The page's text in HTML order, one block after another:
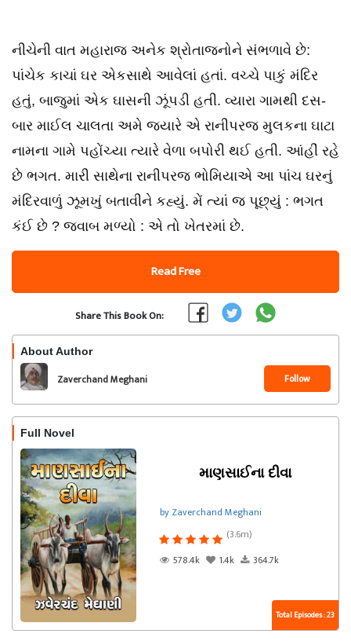
નીચેની વાત મહારાજ અનેક શ્રોતાજનોને સંભળાવે છે:
પાંચેક કાચાં ઘર એકસાથે આવેલાં હતાં. વચ્ચે પાકું મંદિર
હતું, બાજુમાં એક ઘાસની ઝૂંપડી હતી. વ્યારા ગામથી દસ-
બાર માઈલ ચાલતા અમે જ્યારે એ રાનીપરજ મુલકના ઘાટા
નામના ગામે પહોંચ્યા ત્યારે વેળા બપોરી થઈ હતી. આંહીં રહે
છે ભગત. મારી સાથેના રાનીપરજ ભોમિયાએ આ પાંચ ઘરનું
મંદિરવાળું ઝૂમખું બતાવીને કહ્યું. મેં ત્યાં જ પૂછ્યું : ભગત
કંઈ છે ? જવાબ મળ્યો : એ તો ખેતરમાં છે.
Read Free
Share This Book On:
About Author
Zaverchand Meghani Follow
Full Novel
માણસાઈના દીવા
by Zaverchand Meghani
(3.6m)
578.4k
1.4k 364.7k
Total Episodes : 23